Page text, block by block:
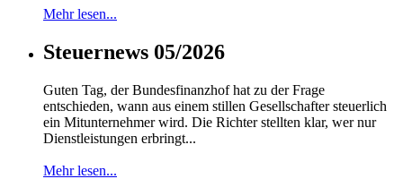
Mehr lesen...
Steuernews 05/2026
Guten Tag, der Bundesfinanzhof hat zu der Frage
entschieden, wann aus einem stillen Gesellschafter steuerlich
ein Mitunternehmer wird. Die Richter stellten klar, wer nur
Dienstleistungen erbringt...
Mehr lesen...